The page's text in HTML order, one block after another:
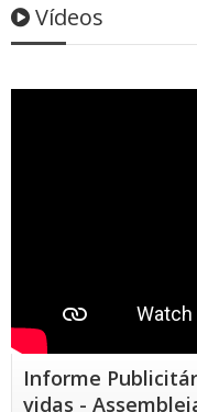
Vídeos
Informe
vidas -